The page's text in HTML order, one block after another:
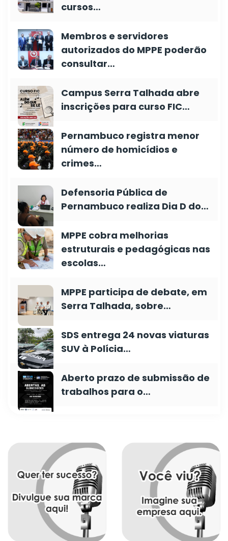
cursos…
Membros e servidores
autorizados do MPPE poderão
consultar…
Campus Serra Talhada abre
inscrições para curso FIC…
Pernambuco registra menor
número de homicídios e
crimes…
Defensoria Pública de
Pernambuco realiza Dia D do…
MPPE cobra melhorias
estruturais e pedagógicas nas
escolas…
MPPE participa de debate, em
Serra Talhada, sobre…
SDS entrega 24 novas viaturas
SUV à Polícia…
Aberto prazo de submissão de
trabalhos para o…